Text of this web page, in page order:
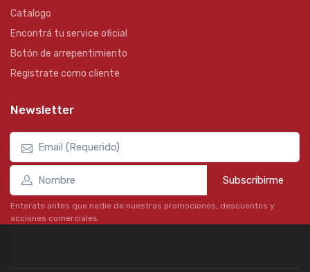
Catalogo
Encontrá tu service oficial
Botón de arrepentimiento
Registrate como cliente
Newsletter
Subscribirme
Enterate antes que nadie de nuestras promociones, descuentos y
acciones comerciales.